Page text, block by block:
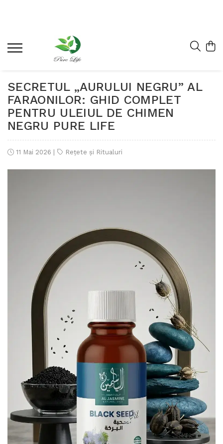
SECRETUL „AURULUI NEGRU” AL
FARAONILOR: GHID COMPLET
PENTRU ULEIUL DE CHIMEN
NEGRU PURE LIFE
11 Mai 2026 Rețete și Ritualuri